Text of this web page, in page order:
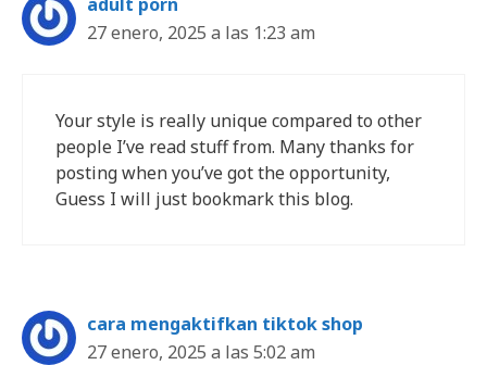
27 enero, 2025 a las 1:23 am
Your style is really unique compared to other
people I’ve read stuff from. Many thanks for
posting when you’ve got the opportunity,
Guess I will just bookmark this blog.
cara mengaktifkan tiktok shop
27 enero, 2025 a las 5:02 am